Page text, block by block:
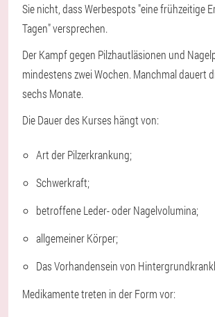
Sie nicht, dass Werbespots "eine frühzeitige
Tagen" versprechen.
Der Kampf gegen Pilzhautläsionen und
mindestens zwei Wochen. Manchmal dauert
sechs Monate.
Die Dauer des Kurses hängt von:
Art der Pilzerkrankung;
Schwerkraft;
betroffene Leder- oder Nagelvolumina;
allgemeiner Körper;
Das Vorhandensein von
Medikamente treten in der Form vor: